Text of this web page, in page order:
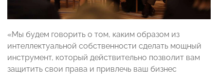
«Мы будем говорить о том, каким образом из
интеллектуальной собственности сделать мощный
инструмент, который действительно позволит вам
защитить свои права и привлечь ваш бизнес